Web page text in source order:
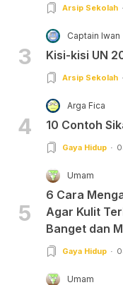
Arsip Sekolah
3
Captain Iwan
Kisi-kisi UN
Arsip Sekolah
4
Arga Fica
10 Contoh
Gaya Hidup
5
Umam
6 Cara
Agar Kulit
Banget dan
Gaya Hidup
Umam